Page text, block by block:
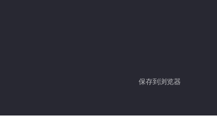
保存到浏览器